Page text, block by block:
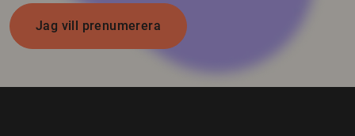
Jag vill prenumerera